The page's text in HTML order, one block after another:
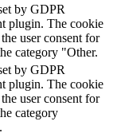
by GDPR
plugin. The cookie
user consent for
category "Other.
by GDPR
plugin. The cookie
user consent for
category